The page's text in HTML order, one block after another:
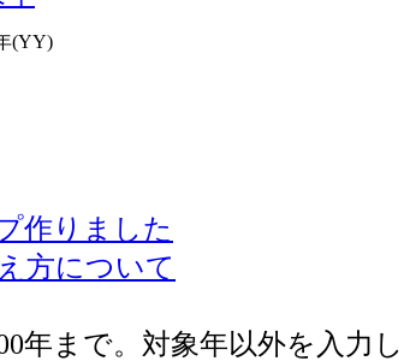
(YY)
作りました
方について
年まで。対象年以外を入力